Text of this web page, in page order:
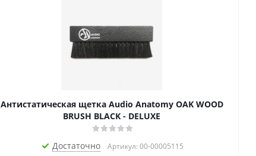
Антистатическая щетка Audio Anatomy OAK WOOD
BRUSH BLACK - DELUXE
Достаточно Артикул: 00-00005115